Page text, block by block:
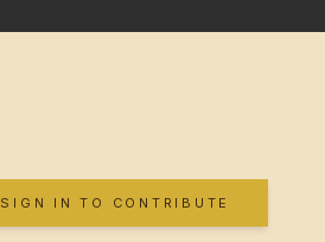
SIGN IN TO CONTRIBUTE